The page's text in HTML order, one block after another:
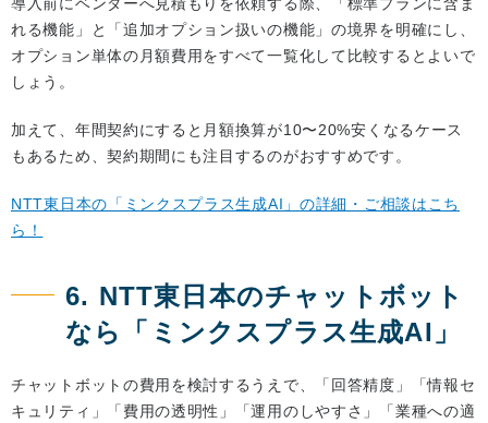
導入前にベンダーへ見積もりを依頼する際、「標準プランに含ま
れる機能」と「追加オプション扱いの機能」の境界を明確にし、
オプション単体の月額費用をすべて一覧化して比較するとよいで
しょう。
加えて、年間契約にすると月額換算が10〜20%安くなるケース
もあるため、契約期間にも注目するのがおすすめです。
NTT東日本の「ミンクスプラス生成AI」の詳細・ご相談はこち
ら！
6. NTT東日本のチャットボット
なら「ミンクスプラス生成AI」
チャットボットの費用を検討するうえで、「回答精度」「情報セ
キュリティ」「費用の透明性」「運用のしやすさ」「業種への適